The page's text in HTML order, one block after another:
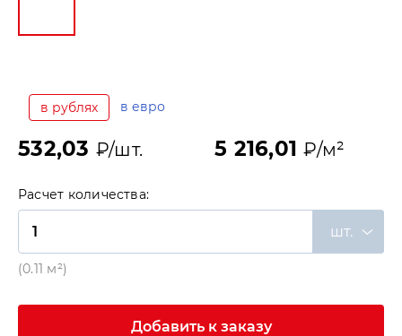
в рублях в евро
532,03 ₽/шт. 5 216,01₽/м²
Расчет количества:
шт.
(0.11 м²)
Добавить к заказу